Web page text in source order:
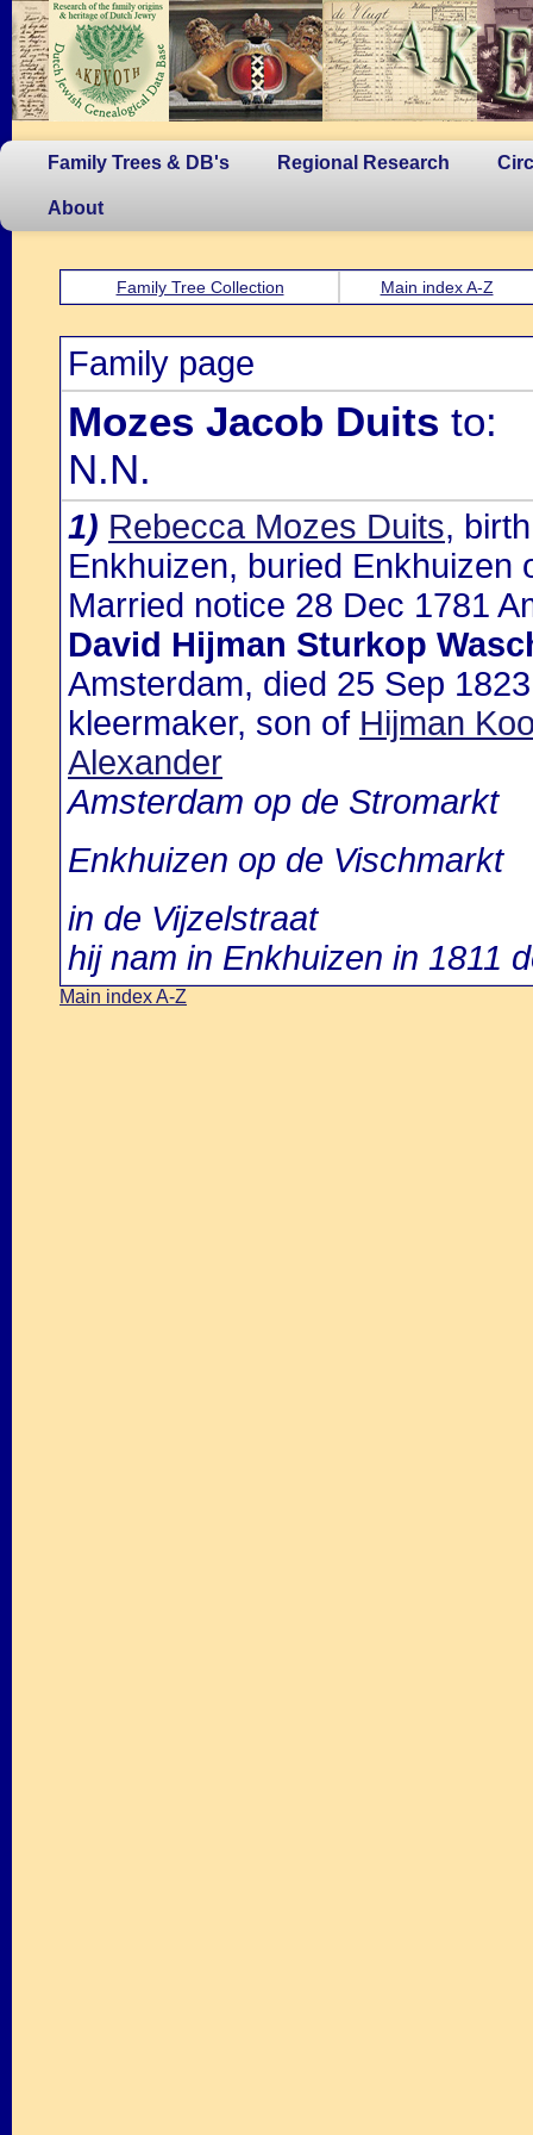
Family Trees & DB's Regional Research
About
Family Tree Collection Main index A-Z
Family page
Mozes Jacob Duits to:
N.N.
1) Rebecca Mozes Duits,
Enkhuizen, buried Enkhuizen
Married notice 28 Dec 1781
David Hijman Sturkop
Amsterdam, died 25 Sep
kleermaker, son of Hijman
Alexander
Amsterdam op de Stromarkt
Enkhuizen op de Vischmarkt
in de Vijzelstraat
hij nam in Enkhuizen in 1811
Main index A-Z